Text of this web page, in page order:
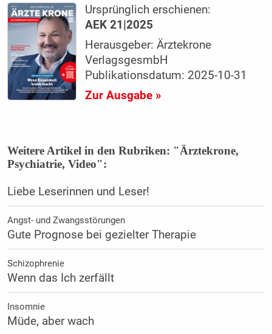
Ursprünglich erschienen:
AEK 21|2025
Herausgeber: Ärztekrone
VerlagsgesmbH
Publikationsdatum: 2025-10-31
Zur Ausgabe »
Weitere Artikel in den Rubriken: "Ärztekrone,
Psychiatrie, Video":
Liebe Leserinnen und Leser!
Angst- und Zwangsstörungen
Gute Prognose bei gezielter Therapie
Schizophrenie
Wenn das Ich zerfällt
Insomnie
Müde, aber wach